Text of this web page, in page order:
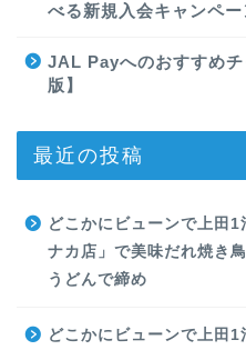
べる新規入会キャンペー
JAL Payへのおすすめ
版】
最近の投稿
どこかにビューンで上田
ナカ店」で美味だれ焼き
うどんで締め
どこかにビューンで上田